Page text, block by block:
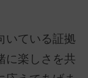
いている証拠
に楽しさを共